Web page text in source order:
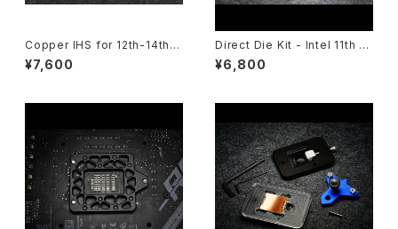
Copper IHS for 12th-14th G
en
¥7,600
Direct Die Kit - Intel 11th G
en
¥6,800